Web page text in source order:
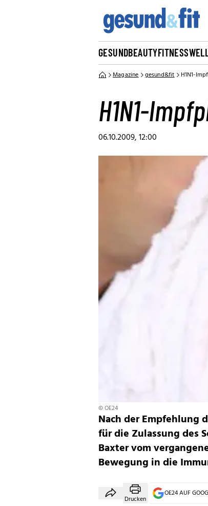
GESUNDBEAUTYFITNESS
Magazine gesund&fit H1N1-
H1N1-
06.10.2009, 12:00
© OE24
Nach der Empfehlung
für die Zulassung des
Baxter vom
Bewegung in die
Drucken
OE24 AUF